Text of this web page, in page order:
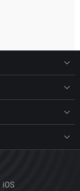
iOS